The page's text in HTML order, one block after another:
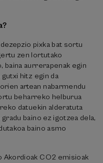
pixka bat sortu
zen lortutako
baina aurrerapenak egin
hitz egin da
artean nabarmendu
beharreko helburua
datuekin alderatuta
baino ez igotzea dela,
baino asmo
Akordioak CO2 emisioak